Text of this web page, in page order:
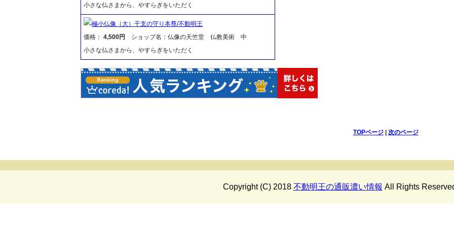
小さな仏さまから、やすらぎをいただく
極小仏像（大）干支の守り本尊/不動明王
価格： 4,500円
ショップ名：仏像の天竺堂 仏教美術 中
小さな仏さまから、やすらぎをいただく
TOPページ| 次のページ
Copyright (C) 2018 不動明王の通販濃い情報 All Rights